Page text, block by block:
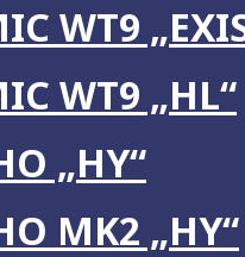
WT9
WT9 „HL“
„HY“
MK2 „HY“